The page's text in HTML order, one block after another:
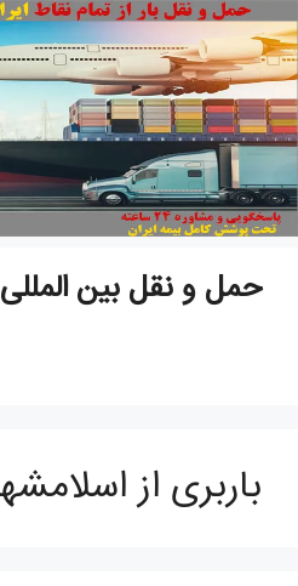
حمل و نقل بین المللی
باربری از